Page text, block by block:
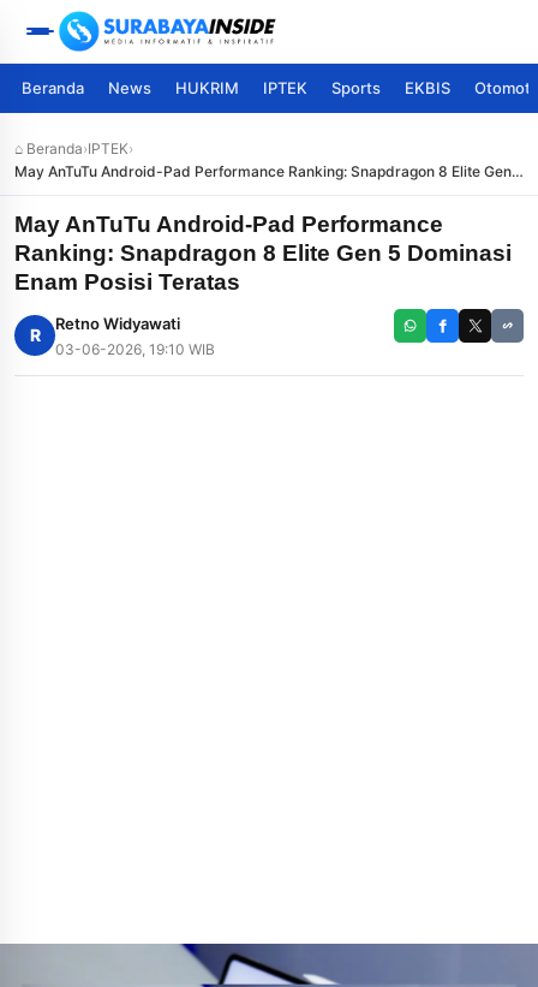
Beranda News HUKRIM IPTEK Sports EKBIS
⌂ Beranda›IPTEK›
May AnTuTu Android-Pad Performance Ranking: Snapdragon 8 Elite Gen 5
Dominasi Enam Posisi Teratas
May AnTuTu Android-Pad Performance
Ranking: Snapdragon 8 Elite Gen 5 Dominasi
Enam Posisi Teratas
R
Retno Widyawati
03-06-2026, 19:10 WIB